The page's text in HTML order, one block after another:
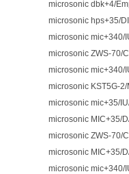
microsonic dbk+4/
microsonic hps+35/
microsonic mic+340/
microsonic ZWS-70/
microsonic mic+340/
microsonic KST5G-2/
microsonic mic+35/
microsonic MIC+35/
microsonic ZWS-70/
microsonic MIC+35/
microsonic mic+340/